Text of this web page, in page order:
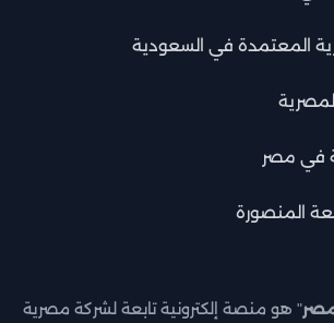
المعتمدة في السعودية
في مصر
المنصورة
" هو منصة إلكترونية تابعة لشركة مصرية